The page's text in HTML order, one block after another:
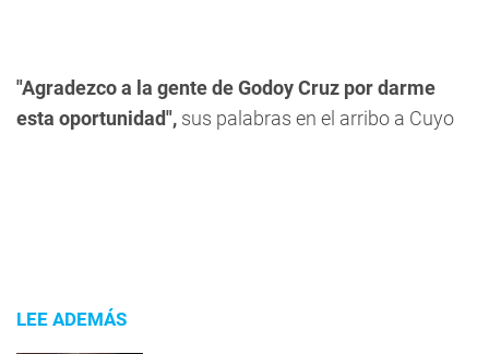
"Agradezco a la gente de Godoy Cruz por darme
esta oportunidad", sus palabras en el arribo a Cuyo
LEE ADEMÁS